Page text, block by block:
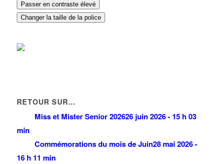
Passer en contraste élevé
Changer la taille de la police
RETOUR SUR…
Miss et Mister Senior 202626 juin 2026 - 15 h 03
min
Commémorations du mois de Juin28 mai 2026 -
16 h 11 min